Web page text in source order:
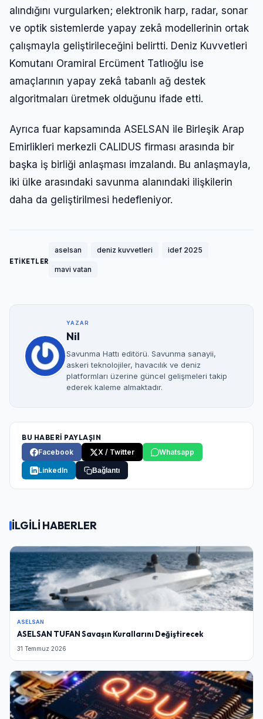
alındığını vurgularken; elektronik harp, radar, sonar
ve optik sistemlerde yapay zekâ modellerinin ortak
çalışmayla geliştirileceğini belirtti. Deniz Kuvvetleri
Komutanı Oramiral Ercüment Tatlıoğlu ise
amaçlarının yapay zekâ tabanlı ağ destek
algoritmaları üretmek olduğunu ifade etti.
Ayrıca fuar kapsamında ASELSAN ile Birleşik Arap
Emirlikleri merkezli CALIDUS firması arasında bir
başka iş birliği anlaşması imzalandı. Bu anlaşmayla,
iki ülke arasındaki savunma alanındaki ilişkilerin
daha da geliştirilmesi hedefleniyor.
ETİKETLER
aselsan deniz kuvvetleri idef 2025
mavi vatan
YAZAR
Nil
Savunma Hattı editörü. Savunma sanayii,
askeri teknolojiler, havacılık ve deniz
platformları üzerine güncel gelişmeleri takip
ederek kaleme almaktadır.
BU HABERİ PAYLAŞIN
Facebook
X / Twitter Whatsapp
LinkedIn Bağlantı
İLGİLİ HABERLER
ASELSAN
ASELSAN TUFAN Savaşın Kurallarını Değiştirecek
31 Temmuz 2026